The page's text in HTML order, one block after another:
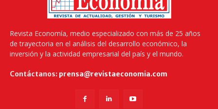
Revista Economía, medio especializado con más de 25 años
de trayectoria en el análisis del desarrollo económico, la
inversión y la actividad empresarial del país y el mundo.
Contáctanos: prensa@revistaeconomia.com